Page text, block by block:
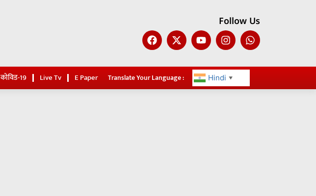
Follow Us
कोविड-19 Live Tv E Paper Translate Your Language : Hindi ▼